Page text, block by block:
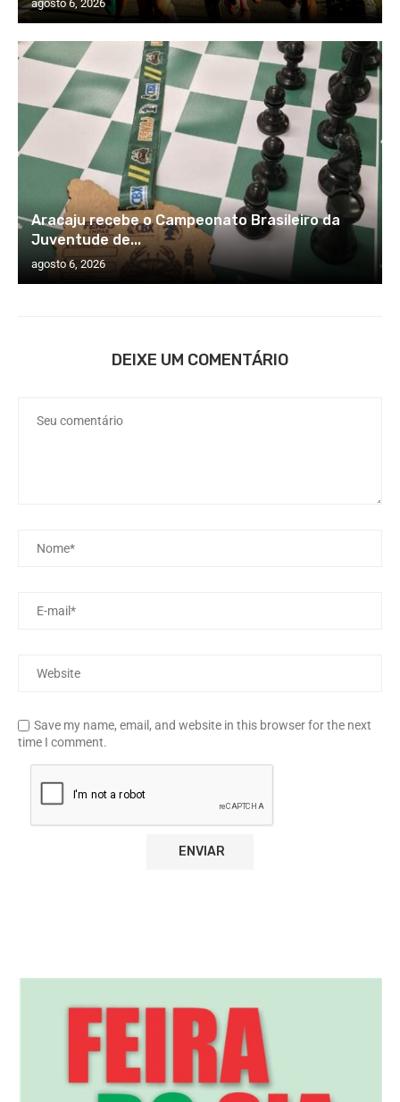
agosto 6, 2026
Aracaju recebe o Campeonato Brasileiro da
Juventude de...
agosto 6, 2026
DEIXE UM COMENTÁRIO
Save my name, email, and website in this browser for the next
time I comment.